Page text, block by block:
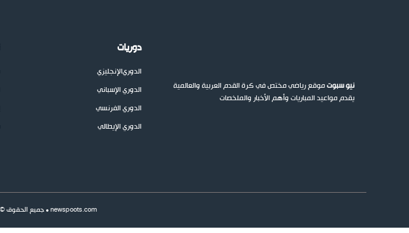
نيو سبوتموقع رياضي مختص في كرة القدم العربية والعالمية
يقدم مواعيد المباريات وأهم الأخبار والملخصات
دوريات
الدوريالإنجليزي
الدوري الإسباني
الدوري الفرنسي
الدوري الإيطالي
newspoots.com • جميع الحقوق © محفوظة لموقع